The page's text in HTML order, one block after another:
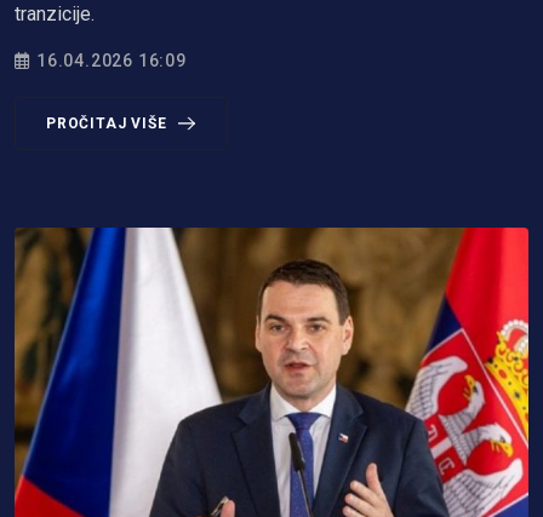
tranzicije.
16.04.2026 16:09
PROČITAJ VIŠE